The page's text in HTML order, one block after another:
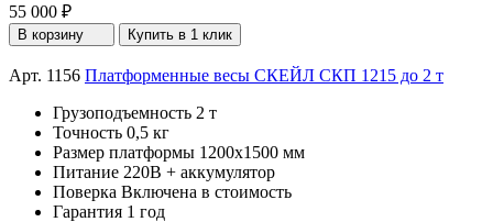
55 000 ₽
В корзину Купить в 1 клик
Арт. 1156 Платформенные весы СКЕЙЛ СКП 1215 до 2 т
Грузоподъемность 2 т
Точность 0,5 кг
Размер платформы 1200х1500 мм
Питание 220В + аккумулятор
Поверка Включена в стоимость
Гарантия 1 год